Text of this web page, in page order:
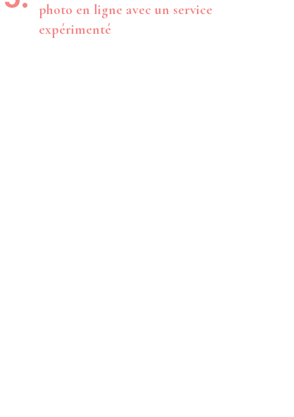
photo en ligne avec un service
expérimenté